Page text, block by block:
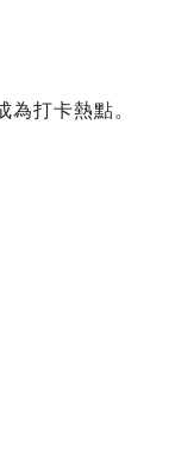
打卡熱點。